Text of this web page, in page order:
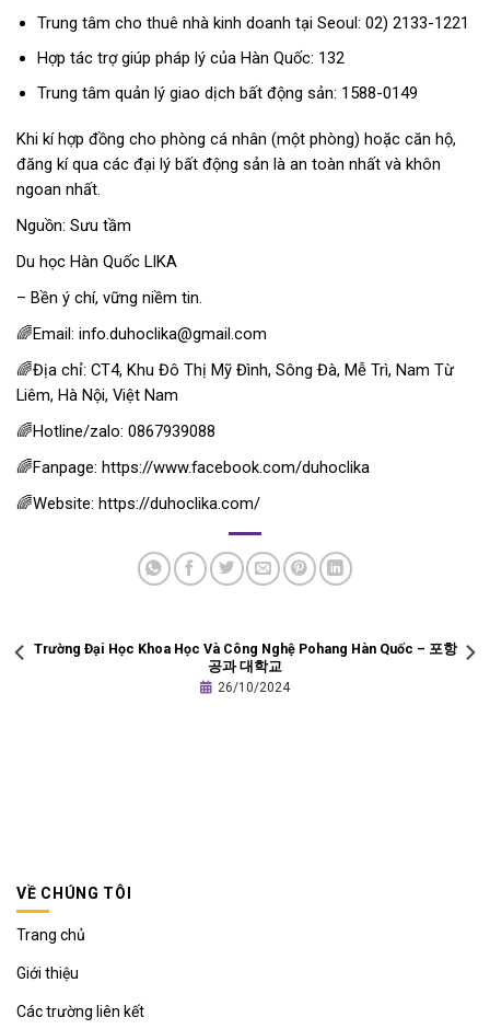
Trung tâm cho thuê nhà kinh doanh tại Seoul: 02) 2133-1221
Hợp tác trợ giúp pháp lý của Hàn Quốc: 132
Trung tâm quản lý giao dịch bất động sản: 1588-0149
Khi kí hợp đồng cho phòng cá nhân (một phòng) hoặc căn hộ,
đăng kí qua các đại lý bất động sản là an toàn nhất và khôn
ngoan nhất.
Nguồn: Sưu tầm
Du học Hàn Quốc LIKA
– Bền ý chí, vững niềm tin.
🌈Email: info.duhoclika@gmail.com
🌈Địa chỉ: CT4, Khu Đô Thị Mỹ Đình, Sông Đà, Mễ Trì, Nam Từ
Liêm, Hà Nội, Việt Nam
🌈Hotline/zalo: 0867939088
🌈Fanpage: https://www.facebook.com/duhoclika
🌈Website: https://duhoclika.com/
Trường Đại Học Khoa Học Và Công Nghệ Pohang Hàn Quốc – 포항
공과 대학교
26/10/2024
VỀ CHÚNG TÔI
Trang chủ
Giới thiệu
Các trường liên kết